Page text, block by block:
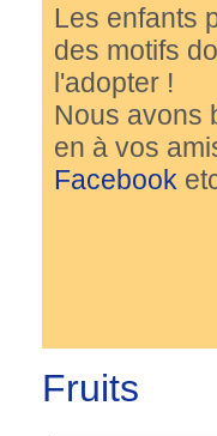
Les enfants
des motifs
l'adopter !
Nous avons
en à vos
Facebook
Fruits